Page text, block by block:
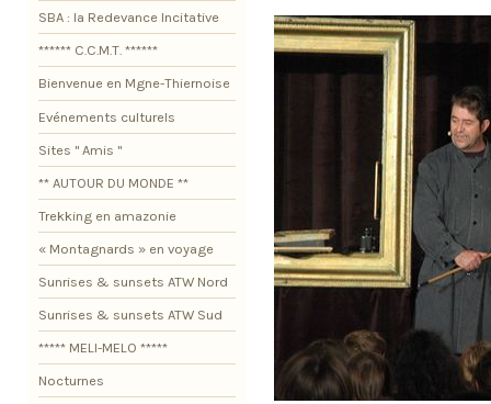
SBA : la Redevance Incitative
****** C.C.M.T. ******
Bienvenue en Mgne-Thiernoise
Evénements culturels
Sites " Amis "
** AUTOUR DU MONDE **
Trekking en amazonie
« Montagnards » en voyage
Sunrises & sunsets ATW Nord
Sunrises & sunsets ATW Sud
***** MELI-MELO *****
Nocturnes